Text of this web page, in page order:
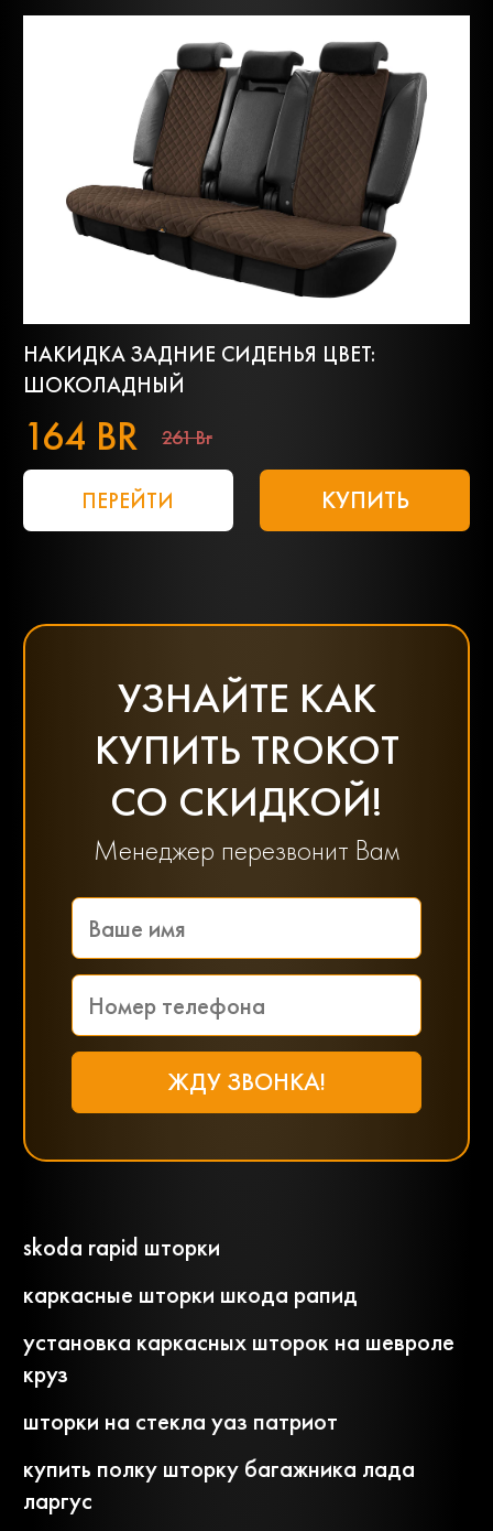
НАКИДКА ЗАДНИЕ СИДЕНЬЯ ЦВЕТ:
ШОКОЛАДНЫЙ
164 BR 261 Br
ПЕРЕЙТИ КУПИТЬ
УЗНАЙТЕ КАК
КУПИТЬ TROKOT
СО СКИДКОЙ!
Менеджер перезвонит Вам
skoda rapid шторки
каркасные шторки шкода рапид
установка каркасных шторок на шевроле
круз
шторки на стекла уаз патриот
купить полку шторку багажника лада
ларгус